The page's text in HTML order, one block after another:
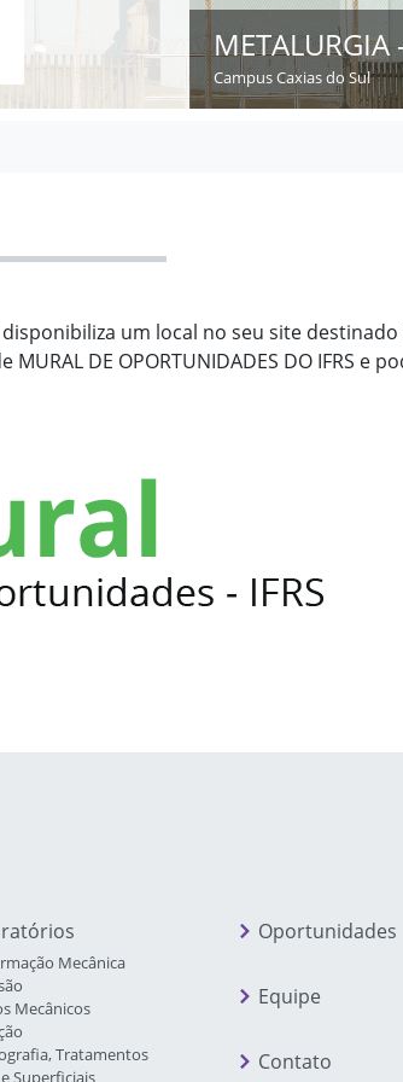
METALURGIA
Campus Caxias do Sul
um local no seu site
DE OPORTUNIDADES DO IFRS e
Mecânica
Mecânicos
Tratamentos
Superficiais
Oportunidades
Equipe
Contato